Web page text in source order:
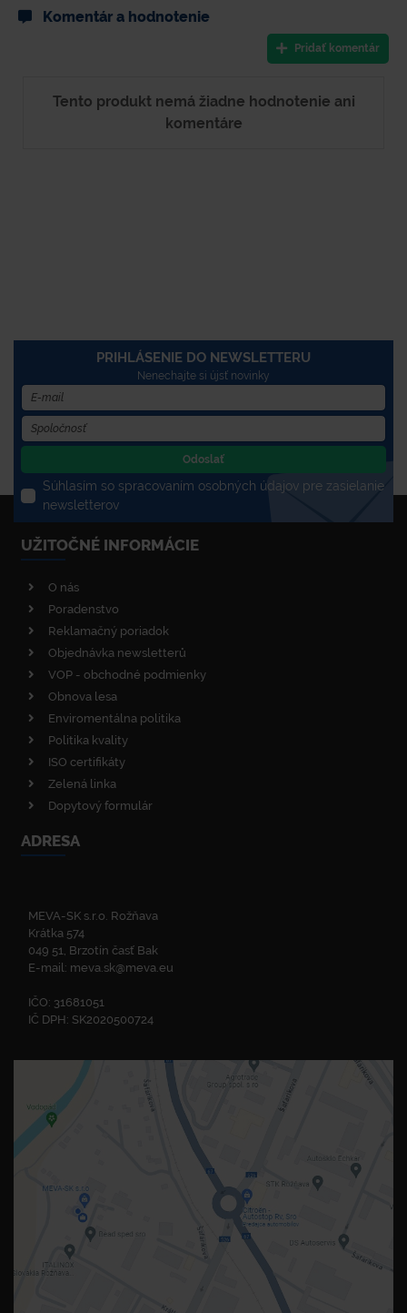
Komentár a hodnotenie
Pridať komentár
Tento produkt nemá žiadne hodnotenie ani
komentáre
PRIHLÁSENIE DO NEWSLETTERU
Nenechajte si újsť novinky
Odoslať
Súhlasím so spracovaním osobných údajov pre zasielanie
newsletterov
UŽITOČNÉ INFORMÁCIE
O nás
Poradenstvo
Reklamačný poriadok
Objednávka newsletterů
VOP - obchodné podmienky
Obnova lesa
Enviromentálna politika
Politika kvality
ISO certifikáty
Zelená linka
Dopytový formulár
ADRESA
MEVA-SK s.r.o. Rožňava
Krátka 574
049 51, Brzotín časť Bak
E-mail: meva.sk@meva.eu
IČO: 31681051
IČ DPH: SK2020500724